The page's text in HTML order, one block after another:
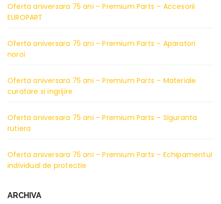
Oferta aniversara 75 ani – Premium Parts – Accesorii
EUROPART
Oferta aniversara 75 ani – Premium Parts – Aparatori
noroi
Oferta aniversara 75 ani – Premium Parts – Materiale
curatare si ingrijire
Oferta aniversara 75 ani – Premium Parts – Siguranta
rutiera
Oferta aniversara 75 ani – Premium Parts – Echipamentul
individual de protectie
ARCHIVA